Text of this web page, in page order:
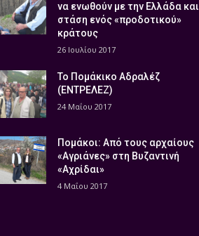
να ενωθούν με την Ελλάδα και
στάση ενός «προδοτικού»
κράτους
26 Ιουλίου 2017
Το Πομάκικο Αδραλέζ
(ΕΝΤΡΕΛΕΖ)
24 Μαΐου 2017
Πομάκοι: Από τους αρχαίους
«Αγριάνες» στη Βυζαντινή
«Αχρίδαι»
4 Μαΐου 2017